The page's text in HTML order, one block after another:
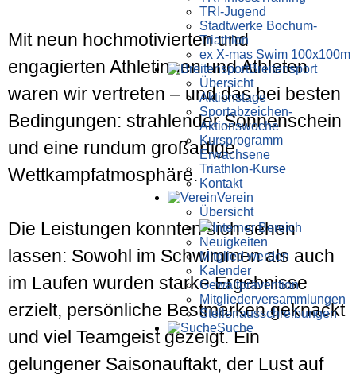
TRI-Jugend
Stadtwerke Bochum-
Triathlon
ex X-mas Swim 100x100m
Breiten­sport
Übersicht
Aktionstage
Sportabzeichen-
Aktionswoche
Kursprogramm
Erwachsene
Triathlon-Kurse
Kontakt
Verein
Übersicht
Interner Bereich
Neuigkeiten
Mitglied werden
Kalender
Gewaltprävention
Mitglieder­versammlungen
Stellen­aus­schrei­bungen
Suche
Mit neun hochmotivierten und
engagierten Athletinnen und Athleten
waren wir vertreten – und das bei besten
Bedingungen: strahlender Sonnenschein
und eine rundum großartige
Wettkampfatmosphäre.
Die Leistungen konnten sich sehen
lassen: Sowohl im Schwimmen als auch
im Laufen wurden starke Ergebnisse
erzielt, persönliche Bestmarken geknackt
und viel Teamgeist gezeigt. Ein
gelungener Saisonauftakt, der Lust auf